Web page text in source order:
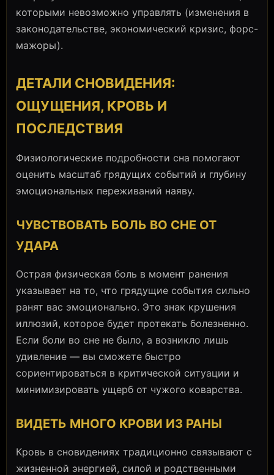
которыми невозможно управлять (изменения в
законодательстве, экономический кризис, форс-
мажоры).
ДЕТАЛИ СНОВИДЕНИЯ:
ОЩУЩЕНИЯ, КРОВЬ И
ПОСЛЕДСТВИЯ
Физиологические подробности сна помогают
оценить масштаб грядущих событий и глубину
эмоциональных переживаний наяву.
ЧУВСТВОВАТЬ БОЛЬ ВО СНЕ ОТ
УДАРА
Острая физическая боль в момент ранения
указывает на то, что грядущие события сильно
ранят вас эмоционально. Это знак крушения
иллюзий, которое будет протекать болезненно.
Если боли во сне не было, а возникло лишь
удивление — вы сможете быстро
сориентироваться в критической ситуации и
минимизировать ущерб от чужого коварства.
ВИДЕТЬ МНОГО КРОВИ ИЗ РАНЫ
Кровь в сновидениях традиционно связывают с
жизненной энергией, силой и родственными